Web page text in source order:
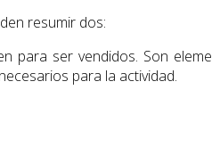
resumir dos:
para ser vendidos. Son
para la actividad.